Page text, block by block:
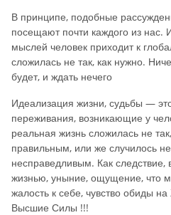
В принципе, подобные
посещают почти каждого из нас.
мыслей человек приходит к
сложилась не так, как нужно.
будет, и ждать нечего
Идеализация жизни, судьбы —
переживания, возникающие у
реальная жизнь сложилась не
правильным, или же случилось
несправедливым. Как следствие,
жизнью, уныние, ощущение, что
жалость к себе, чувство обиды
Высшие Силы !!!